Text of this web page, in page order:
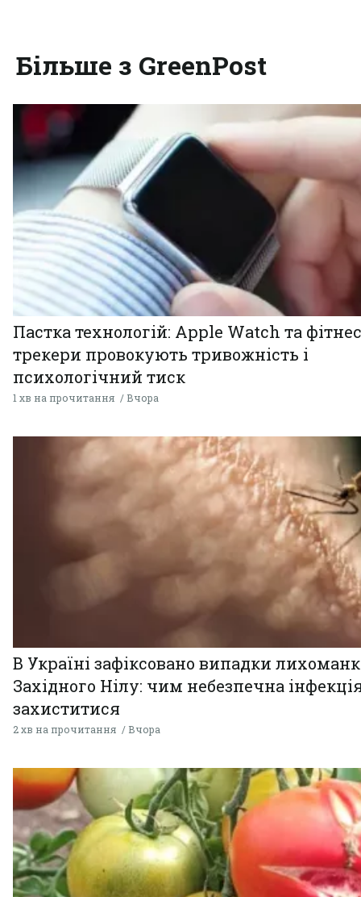
Більше з GreenPost
Пастка технологій: Apple Watch та
трекери провокують тривожність і
психологічний тиск
1 хв на прочитання Вчора
В Україні зафіксовано випадки
Західного Нілу: чим небезпечна
захиститися
2 хв на прочитання Вчора